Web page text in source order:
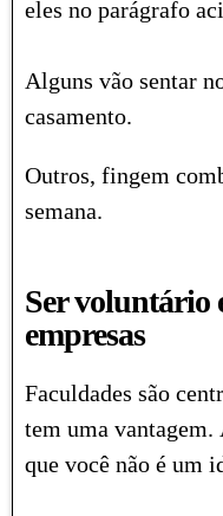
eles no parágrafo
Alguns vão sentar
casamento.
Outros, fingem
semana.
Ser voluntário
empresas
Faculdades são
tem uma vantagem.
que você não é um